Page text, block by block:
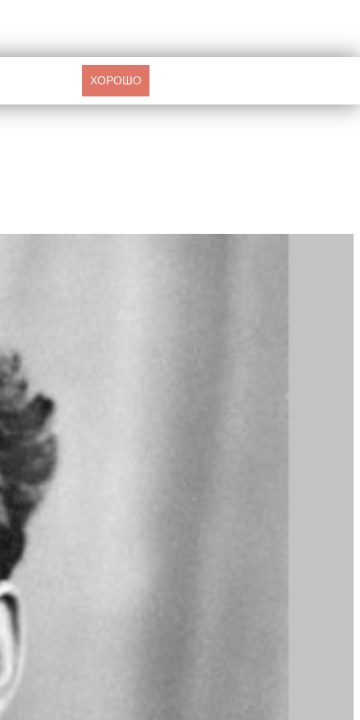
ХОРОШО